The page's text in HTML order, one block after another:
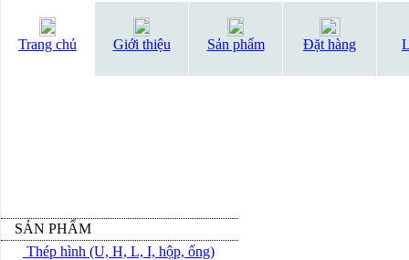
Trang chủ Giới thiệu Sản phẩm Đặt hàng
SẢN PHẨM
Thép hình (U, H, L, I, hộp, ống)